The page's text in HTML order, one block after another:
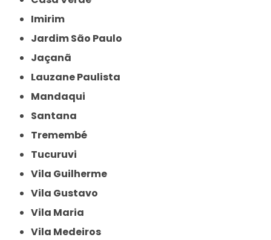
Imirim
Jardim São Paulo
Jaçanã
Lauzane Paulista
Mandaqui
Santana
Tremembé
Tucuruvi
Vila Guilherme
Vila Gustavo
Vila Maria
Vila Medeiros